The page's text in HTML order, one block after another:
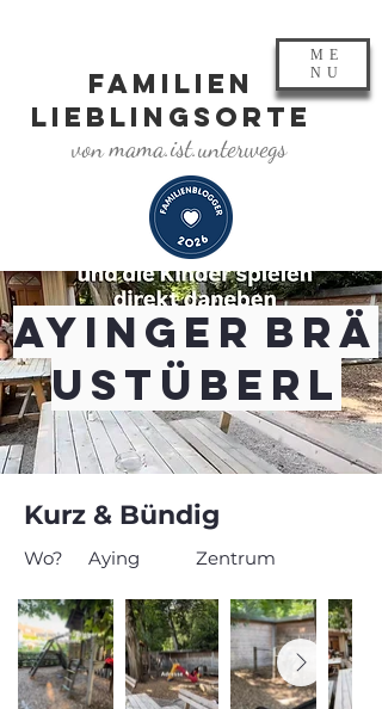
FAMILIEN
LIEBLINGSORTE
von mama.ist.unterwegs
ME
NU
Ayinger Brä
ustüberl
Kurz & Bündig
Wo? Aying Zentrum